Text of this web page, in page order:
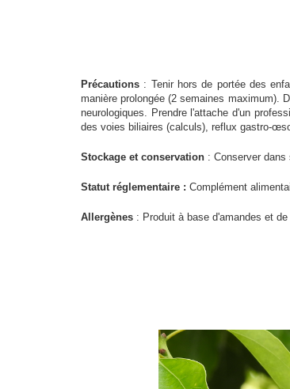
Précautions : Tenir hors de portée des
manière prolongée (2 semaines maximum).
neurologiques. Prendre l'attache d'un
des voies biliaires (calculs), reflux gastro-
Stockage et conservation : Conserver dans
Statut réglementaire : Complément
Allergènes : Produit à base d'amandes et de